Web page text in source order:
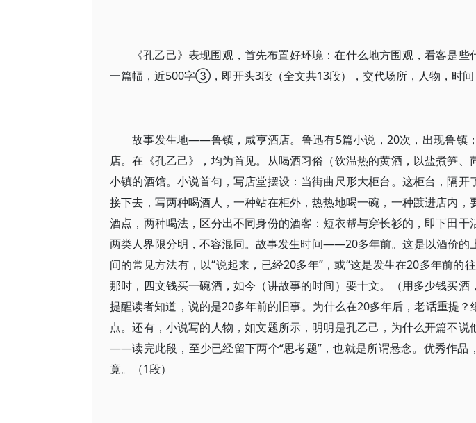
《孔乙己》表现围观，首先布置好环境：在什么地方围观，看客是
一篇幅，近500字③，即开头3段（全文共13段），交代场所，人物，时间
故事发生地——鲁镇，咸亨酒店。鲁迅有5篇小说，20次，出现鲁镇
店。在《孔乙己》，均为首见。从喝酒习俗（饮温热的黄酒，以盐煮笋、
小镇的酒馆。小说首句，写店堂摆设：当街曲尺形大柜台。这柜台，隔开
接下去，写两种喝酒人，一种站在柜外，热热地喝一碗，一种踱进店内，
酒点，两种喝法，区分出不同身份的酒客：短衣帮与穿长衫的，即下田干
两类人界限分明，不容混同。故事发生时间——20多年前。这是以酒价的
间的常见方法有，以“说起来，已经20多年”，或“这是发生在20多年前的
那时，四文钱买一碗酒，如今（讲故事的时间）要十文。（用多少钱买酒
提醒读者知道，说的是20多年前的旧事。为什么在20多年后，老话重提？
点。还有，小说写的人物，如文题所示，明明是孔乙己，为什么开篇不说
——读完此段，至少已经留下两个“思考题”，也就是所谓悬念。优秀作品
竟。（1段）